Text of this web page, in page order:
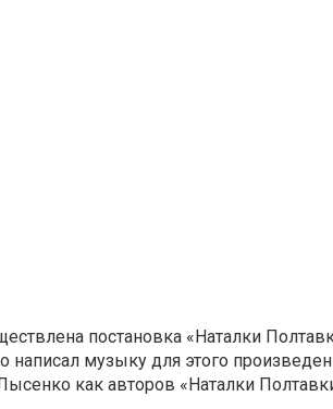
постановка «Наталки
музыку для этого
как авторов «Наталки